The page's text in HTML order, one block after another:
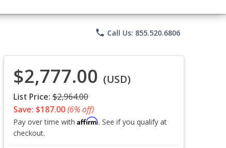
phone Call Us: 855.520.6806
$2,777.00 (USD)
List Price: $2,964.00
Save: $187.00(6% off)
Pay over time with Affirm. See if you qualify at
checkout.